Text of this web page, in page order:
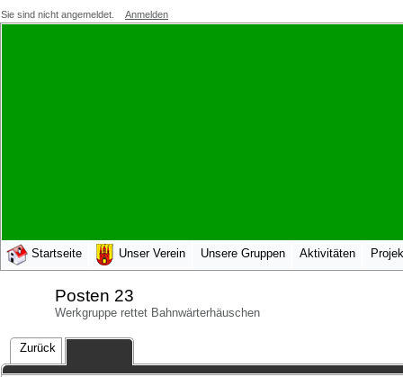
Sie sind nicht angemeldet. Anmelden
Startseite Unser Verein Unsere Gruppen Aktivitäten
Posten 23
Werkgruppe rettet Bahnwärterhäuschen
Zurück